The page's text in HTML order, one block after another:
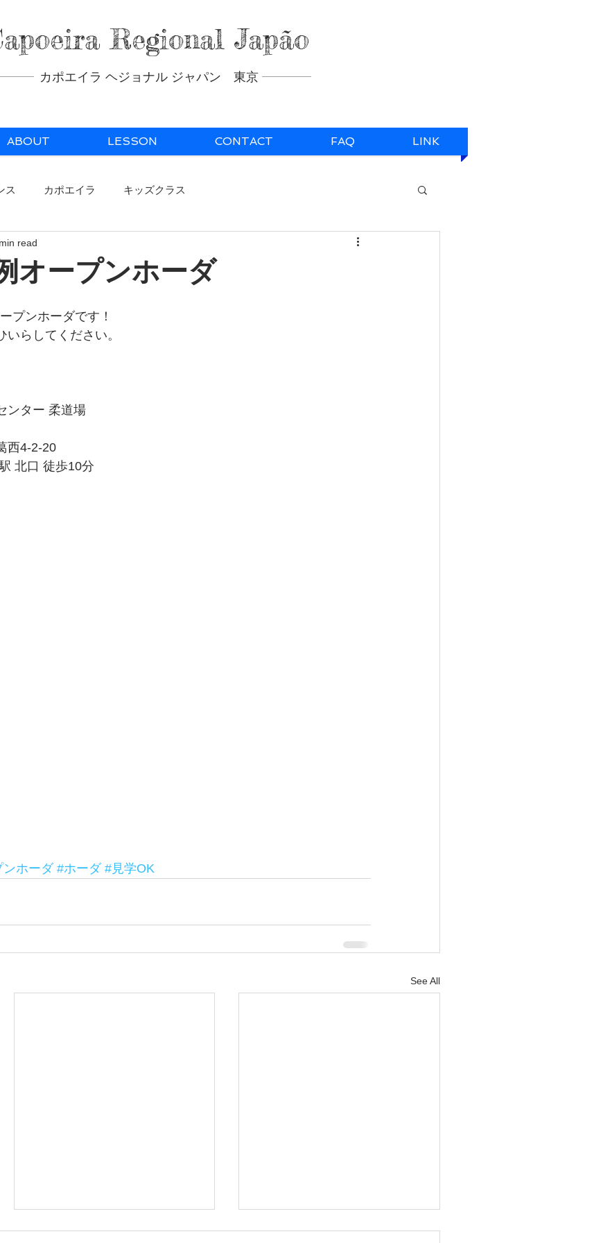
Regional Japão
カポエイラ ヘジョナル ジャパン 東京
ABOUT LESSON CONTACT FAQ LINK
ス カポエイラ キッズクラス
オープンホーダ
read
プンホーダです！
らしてください。
ンター 柔道場
西4-2-20
北口 徒歩10分
ンホーダ #ホーダ #見学OK
See All